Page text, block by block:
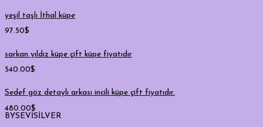
yeşil taşlı İthal küpe
97.50$
sarkan yıldız küpe çift küpe fiyatıdır
540.00$
Sedef göz detaylı arkası incili küpe çift fiyatıdır.
480.00$
BYSEVİSİLVER